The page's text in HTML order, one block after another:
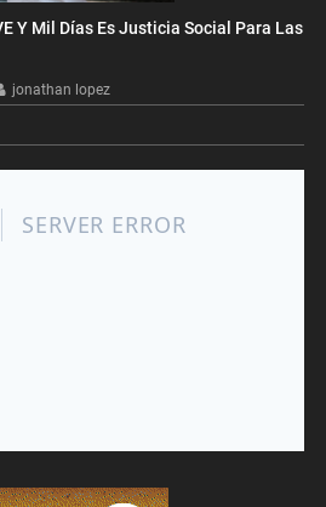
Y Mil Días Es Justicia Social Para Las
jonathan lopez